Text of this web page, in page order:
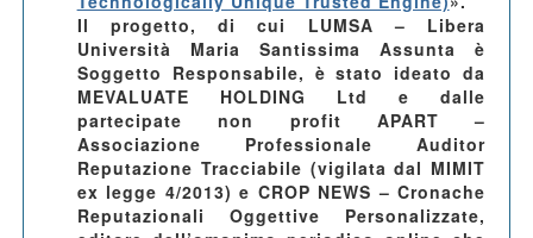
Il progetto, di cui LUMSA – Libera
Università Maria Santissima Assunta è
Soggetto Responsabile, è stato ideato da
MEVALUATE HOLDING Ltd e dalle
partecipate non profit APART –
Associazione Professionale Auditor
Reputazione Tracciabile (vigilata dal MIMIT
ex legge 4/2013) e CROP NEWS – Cronache
Reputazionali Oggettive Personalizzate,